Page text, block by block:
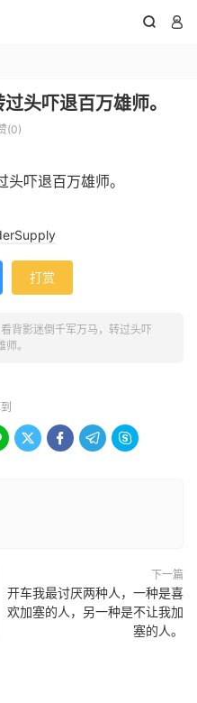
 
头吓退百万雄师。
(0)
吓退百万雄师。
打赏
看背影迷倒千军万马，转过头吓
。
   
下一篇
开车我最讨厌两种人，一种是喜
欢加塞的人，另一种是不让我加
塞的人。